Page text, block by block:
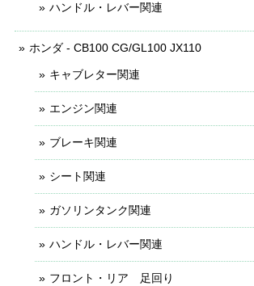
ハンドル・レバー関連
ホンダ - CB100 CG/GL100 JX110
キャブレター関連
エンジン関連
ブレーキ関連
シート関連
ガソリンタンク関連
ハンドル・レバー関連
フロント・リア 足回り